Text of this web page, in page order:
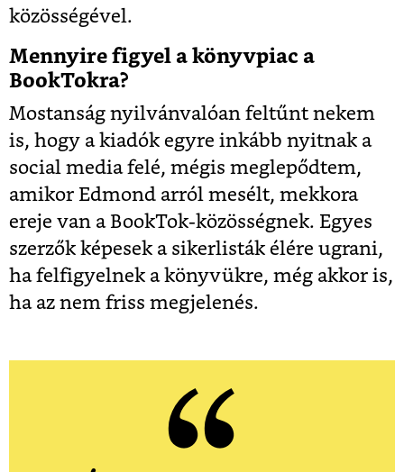
közösségével.
Mennyire figyel a könyvpiac a
BookTokra?
Mostanság nyilvánvalóan feltűnt nekem
is, hogy a kiadók egyre inkább nyitnak a
social media felé, mégis meglepődtem,
amikor Edmond arról mesélt, mekkora
ereje van a BookTok-közösségnek. Egyes
szerzők képesek a sikerlisták élére ugrani,
ha felfigyelnek a könyvükre, még akkor is,
ha az nem friss megjelenés.